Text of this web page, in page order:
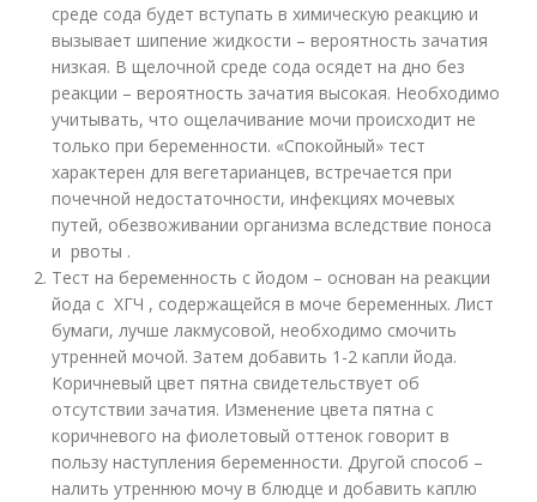
среде сода будет вступать в химическую реакцию и
вызывает шипение жидкости – вероятность зачатия
низкая. В щелочной среде сода осядет на дно без
реакции – вероятность зачатия высокая. Необходимо
учитывать, что ощелачивание мочи происходит не
только при беременности. «Спокойный» тест
характерен для вегетарианцев, встречается при
почечной недостаточности, инфекциях мочевых
путей, обезвоживании организма вследствие поноса
и рвоты .
Тест на беременность с йодом – основан на реакции
йода с ХГЧ , содержащейся в моче беременных. Лист
бумаги, лучше лакмусовой, необходимо смочить
утренней мочой. Затем добавить 1-2 капли йода.
Коричневый цвет пятна свидетельствует об
отсутствии зачатия. Изменение цвета пятна с
коричневого на фиолетовый оттенок говорит в
пользу наступления беременности. Другой способ –
налить утреннюю мочу в блюдце и добавить каплю